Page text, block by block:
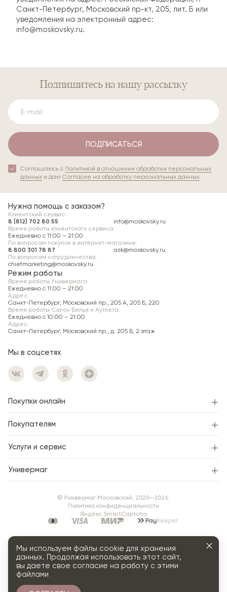
Санкт-Петербург, Московский пр-кт, 205, лит. Б или
уведомления на электронный адрес:
info@moskovsky.ru.
Подпишитесь на нашу рассылку
ПОДПИСАТЬСЯ
Соглашаюсь с Политикой в отношении обработки персональных
данных и даю Согласие на обработку персональных данных
Нужна помощь с заказом?
Клиентский сервис:
8 (812) 702 80 55
info@moskovsky.ru
Время работы клиентского сервиса:
Ежедневно с 11:00 – 21:00
По вопросам сотрудничества:
chiefmarketing@moskovsky.ru
По вопросам покупок в интернет-магазине:
8 800 301 78 87
ask@moskovsky.ru
Режим работы
Время работы Универмага:
Ежедневно c 11:00 – 21:00
Адрес:
Санкт-Петербург, Московский пр., 205 А, 205 Б, 220
Время работы Салон Белья и Аутлета:
Ежедневно c 10:00 – 21:00
Адрес:
Санкт-Петербург, Московский пр., д. 205 Б, 2 этаж
Мы в соцсетях
Покупки онлайн
Покупателям
Услуги и сервис
Универмаг
© Универмаг Московский, 2020—2026.
Политика конфиденциальности
Яндекс SmartCaptcha
Мы используем файлы cookie для хранения
данных. Продолжая использовать этот сайт,
вы даете свое согласие на работу с этими
файлами